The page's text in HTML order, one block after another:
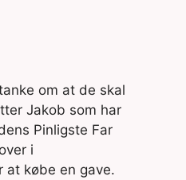
om at de skal
Jakob som har
Pinligste Far
i
at købe en gave.